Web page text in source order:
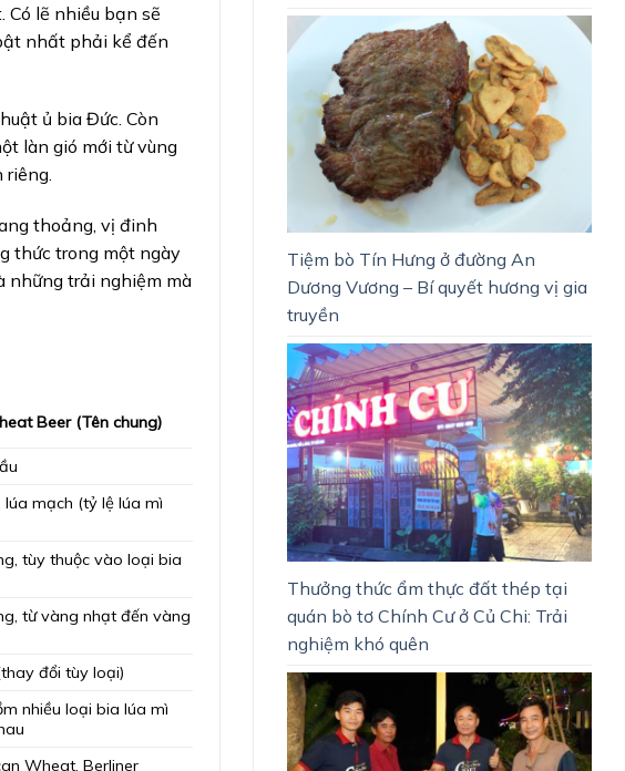
lẽ nhiều bạn sẽ
nhất phải kể đến
ủ bia Đức. Còn
làn gió mới từ vùng
riêng.
thoảng, vị đinh
thức trong một ngày
những trải nghiệm mà
Beer (Tên chung)
lúa mạch (tỷ lệ lúa mì
tùy thuộc vào loại bia
từ vàng nhạt đến vàng
đổi tùy loại)
nhiều loại bia lúa mì
Wheat, Berliner
Tiệm bò Tín Hưng ở đường An
Dương Vương – Bí quyết hương vị gia
truyền
Thưởng thức ẩm thực đất thép tại
quán bò tơ Chính Cư ở Củ Chi: Trải
nghiệm khó quên